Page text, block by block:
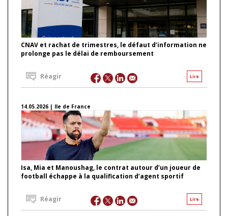
CNAV et rachat de trimestres, le défaut d’information ne
prolonge pas le délai de remboursement
Lire
Réagir
14.05.2026 | Ile de France
Isa, Mia et Manoushag, le contrat autour d’un joueur de
football échappe à la qualification d’agent sportif
Lire
Réagir